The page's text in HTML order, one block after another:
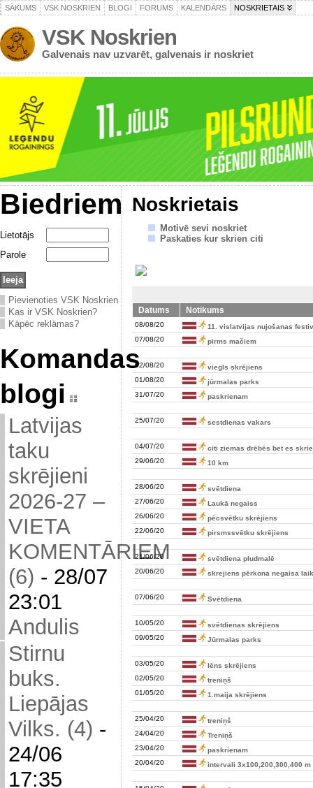
SĀKUMS VSK NOSKRIEN BLOGI FORUMS KALENDĀRS NOSKRIETAIS
VSK Noskrien
Galvenais nav uzvarēt, galvenais ir noskriet
Biedriem
Lietotājs
Parole
Pievienoties VSK Noskrien
Kas ir VSK Noskrien?
Kāpēc reklāmas?
Komandas
blogi
Latvijas
taku
skrējieni
2026-27 –
VIETA
KOMENTĀRIEM
(6) - 28/07
23:01
Andulis
Stirnu
buks.
Liepājas
Vilks. (4) -
24/06
17:35
Noskrietais
Motivē sevi noskriet
Paskaties kur skrien citi
Datums Notikums
08/08/20
11. vislatvijas nujošanas
07/08/20
pirms mačiem
02/08/20
viegls skrējiens
01/08/20
jūrmalas parks
31/07/20
paskrienam
25/07/20 sestdienas vakars
04/07/20
citi ziemas drēbēs bet es
29/06/20
10 km
28/06/20
svētdiena
27/06/20
Laukā negaiss
26/06/20
pēcsvētku skrējiens
22/06/20
pirsmssvētku skrējiens
21/06/20
svētdiena pludmalē
20/06/20
skrejiens pērkona negaisa
07/06/20 Svētdiena
10/05/20
svētdienas skrējiens
09/05/20
Jūrmalas parks
03/05/20
lēns skrējiens
02/05/20
treniņš
01/05/20
1.maija skrējiens
25/04/20
treniņš
24/04/20
Treniņš
23/04/20
paskrienam
20/04/20
intervali 3x100,200,300,400 m